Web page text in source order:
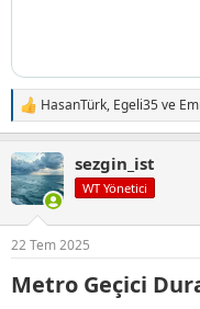
T
e
k
i
l
:
HasanTürk, Egeli35ve
sezgin_ist
WT Yönetici
22 Tem 2025
Metro Geçici